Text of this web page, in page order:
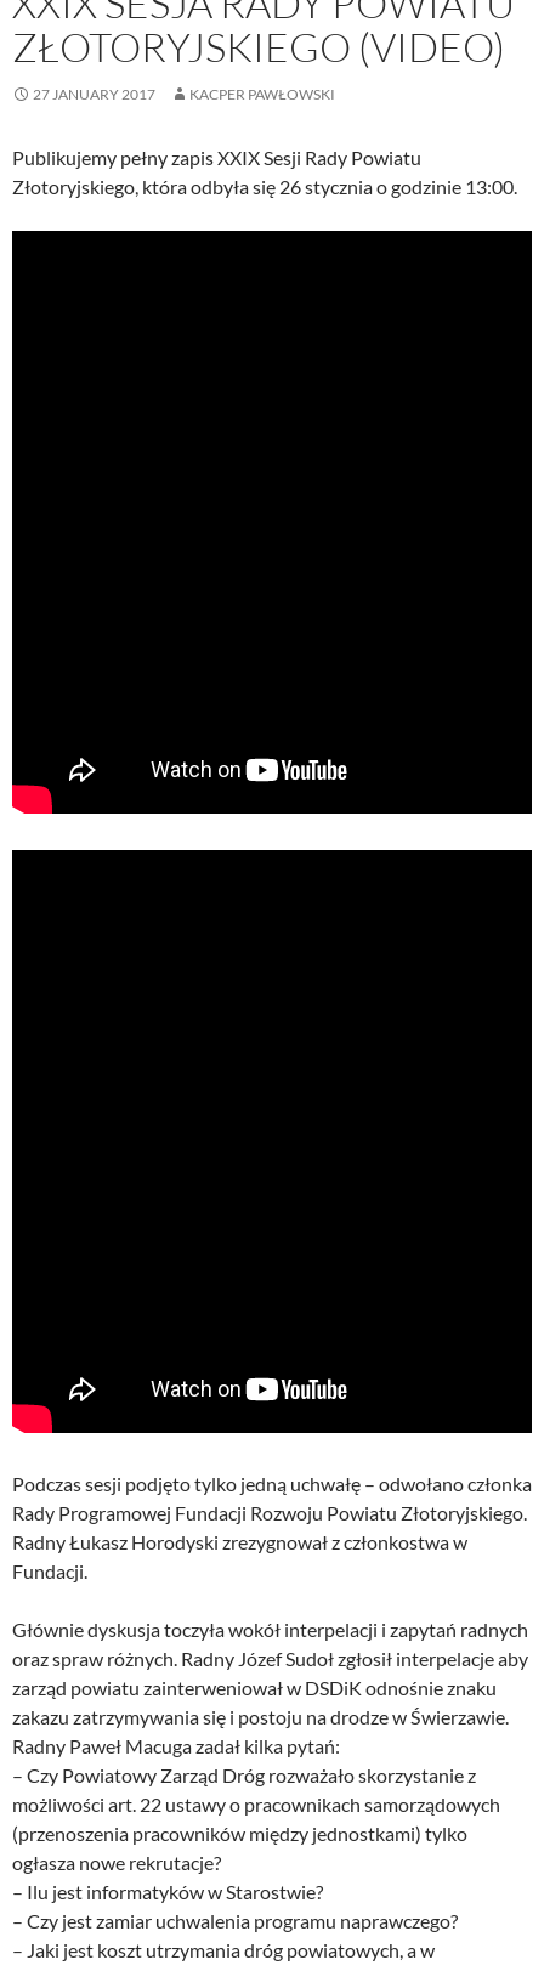
ZŁOTORYJSKIEGO (VIDEO)
27 JANUARY 2017 KACPER PAWŁOWSKI
Publikujemy pełny zapis XXIX Sesji Rady Powiatu
Złotoryjskiego, która odbyła się 26 stycznia o godzinie 13:00.
Podczas sesji podjęto tylko jedną uchwałę – odwołano członka
Rady Programowej Fundacji Rozwoju Powiatu Złotoryjskiego.
Radny Łukasz Horodyski zrezygnował z członkostwa w
Fundacji.
Głównie dyskusja toczyła wokół interpelacji i zapytań radnych
oraz spraw różnych. Radny Józef Sudoł zgłosił interpelacje aby
zarząd powiatu zainterweniował w DSDiK odnośnie znaku
zakazu zatrzymywania się i postoju na drodze w Świerzawie.
Radny Paweł Macuga zadał kilka pytań:
– Czy Powiatowy Zarząd Dróg rozważało skorzystanie z
możliwości art. 22 ustawy o pracownikach samorządowych
(przenoszenia pracowników między jednostkami) tylko
ogłasza nowe rekrutacje?
– Ilu jest informatyków w Starostwie?
– Czy jest zamiar uchwalenia programu naprawczego?
– Jaki jest koszt utrzymania dróg powiatowych, a w